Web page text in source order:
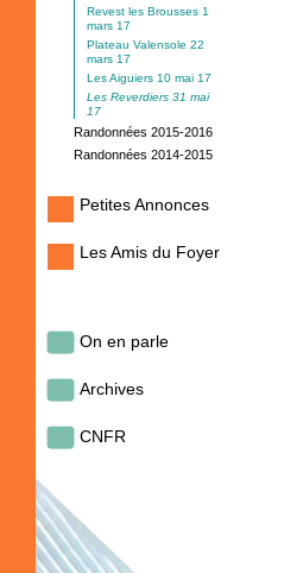
Revest les Brousses 1
mars 17
Plateau Valensole 22
mars 17
Les Aiguiers 10 mai 17
Les Reverdiers 31 mai
17
Randonnées 2015-2016
Randonnées 2014-2015
Petites Annonces
Les Amis du Foyer
On en parle
Archives
CNFR